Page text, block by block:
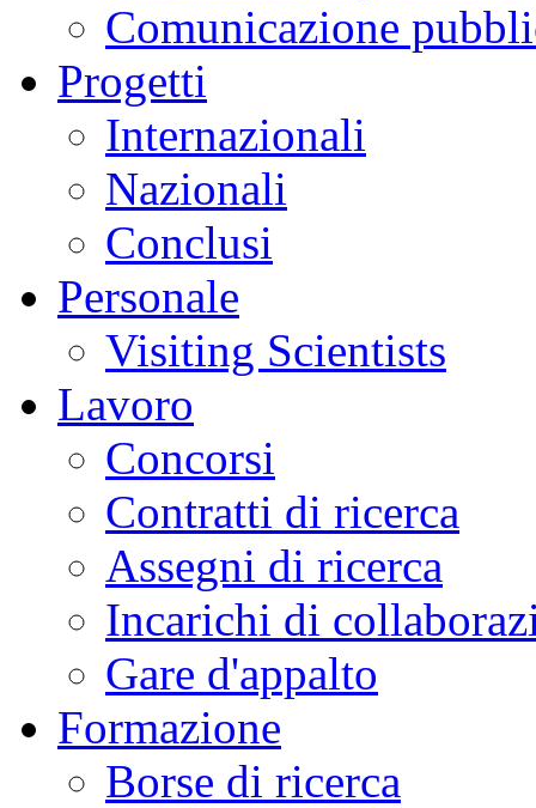
Comunicazione
Progetti
Internazionali
Nazionali
Conclusi
Personale
Visiting Scientists
Lavoro
Concorsi
Contratti di ricerca
Assegni di ricerca
Incarichi di
Gare d'appalto
Formazione
Borse di ricerca